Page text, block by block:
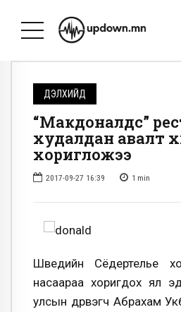
ДЭЛХИЙД
“Макдоналдс”
худалдан авалт
хоригложээ
2017-09-27 16:39 1 min
Шведийн Сёдертелье
насаараа хоригдох ял
улсын дүрвэгч Абрахам